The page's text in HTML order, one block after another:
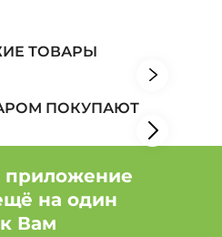
Мечты Данаи
Центр Доктор
ТОВАРЫ
ПОКУПАЮТ
приложение
на один
Вам